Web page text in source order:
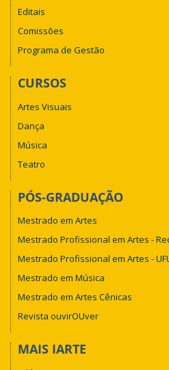
Editais
Comissões
Programa de Gestão
CURSOS
Artes Visuais
Dança
Música
Teatro
PÓS-GRADUAÇÃO
Mestrado em Artes
Mestrado Profissional em Artes -
Mestrado Profissional em Artes -
Mestrado em Música
Mestrado em Artes Cênicas
Revista ouvirOUver
MAIS IARTE